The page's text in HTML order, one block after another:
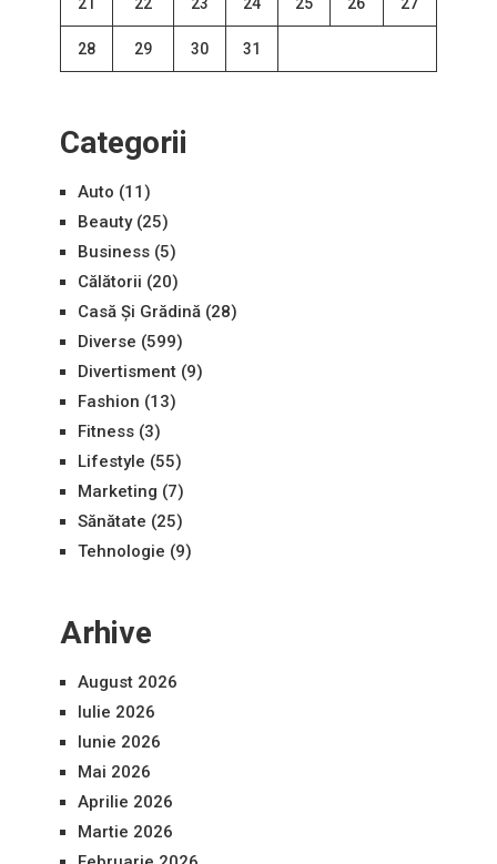
28 29 30 31
Categorii
Auto (11)
Beauty(25)
Business(5)
Călătorii (20)
Casă Și Grădină(28)
Diverse (599)
Divertisment(9)
Fashion (13)
Fitness(3)
Lifestyle (55)
Marketing (7)
Sănătate (25)
Tehnologie (9)
Arhive
August 2026
Iulie 2026
Iunie 2026
Mai 2026
Aprilie 2026
Martie 2026